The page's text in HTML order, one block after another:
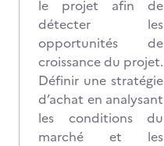
le projet afin de
détecter les
opportunités de
croissance du projet.
Définir une stratégie
d’achat en analysant
les conditions du
marché et les